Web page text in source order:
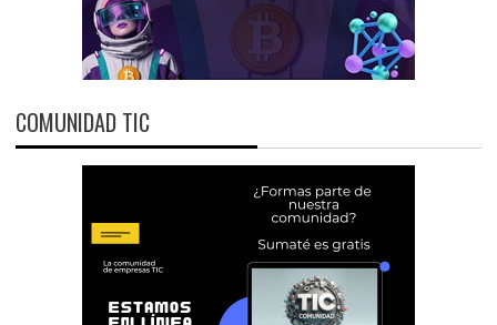
COMUNIDAD TIC